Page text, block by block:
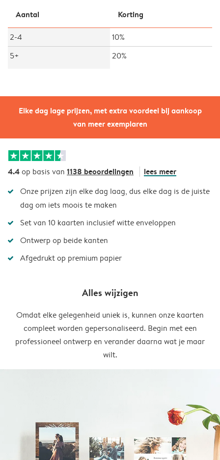
Elke dag lage prijzen, met extra voordeel bij aankoop
van meer exemplaren
Aantal Korting
2-4
10%
5+
20%
4.4op basis van 1138 beoordelingen lees meer
Onze prijzen zijn elke dag laag, dus elke dag is de juiste
dag om iets moois te maken
Set van 10 kaarten inclusief witte enveloppen
Ontwerp op beide kanten
Afgedrukt op premium papier
Alles wijzigen
Omdat elke gelegenheid uniek is, kunnen onze kaarten
compleet worden gepersonaliseerd. Begin met een
professioneel ontwerp en verander daarna wat je maar
wilt.